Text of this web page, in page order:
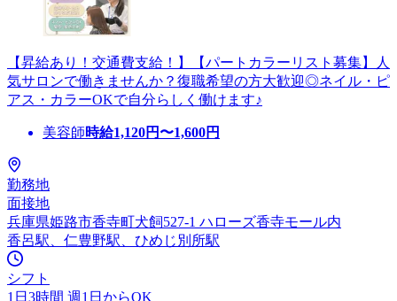
【昇給あり！交通費支給！】【パートカラーリスト募集】人
気サロンで働きませんか？復職希望の方大歓迎◎ネイル・ピ
アス・カラーOKで自分らしく働けます♪
美容師時給1,120円〜1,600円
勤務地
面接地
兵庫県姫路市香寺町犬飼527-1 ハローズ香寺モール内
香呂駅、仁豊野駅、ひめじ別所駅
シフト
1日3時間 週1日からOK